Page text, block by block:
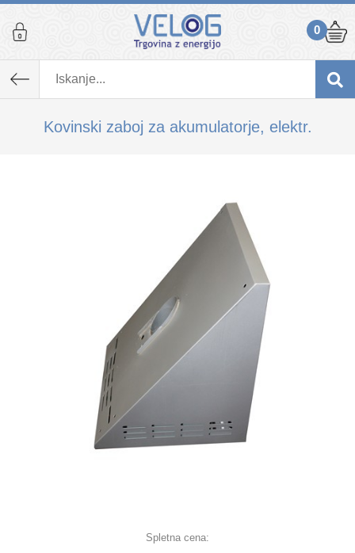
0
Kovinski zaboj za akumulatorje, elektr.
Spletna cena: